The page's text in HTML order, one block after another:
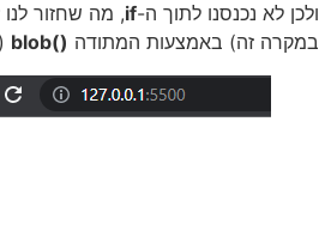
ולכן לא נכנסנו לתוך ה-if, מה שחזור
במקרה זה) באמצעות המתודה ()blob
(